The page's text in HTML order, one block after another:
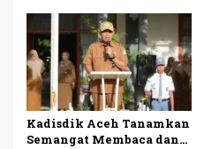
Pelaksanaan SPMB 2026
Kadisdik Aceh Tanamkan
Semangat Membaca dan